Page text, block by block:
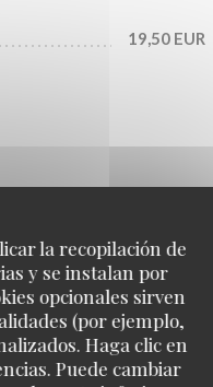
la recopilación de
y se instalan por
opcionales sirven
(por ejemplo,
Haga clic en
Puede cambiar
19,50 EUR
de l'art de la gastronomie
21,90 EUR